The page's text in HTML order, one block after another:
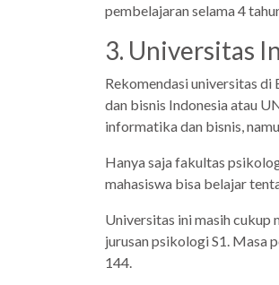
pembelajaran selama 4
3. Universitas
Rekomendasi universitas
dan bisnis Indonesia atau
informatika dan bisnis,
Hanya saja fakultas
mahasiswa bisa belajar
Universitas ini masih cukup
jurusan psikologi S1. Masa
144.